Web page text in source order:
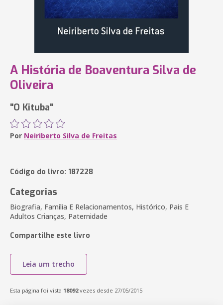
A História de Boaventura Silva de
Oliveira
"O Kituba"
Por Neiriberto Silva de Freitas
Código do livro: 187228
Categorias
Biografia, Família E Relacionamentos, Histórico, Pais E
Adultos Crianças, Paternidade
Compartilhe este livro
Leia um trecho
Esta página foi vista 18092vezes desde 27/05/2015